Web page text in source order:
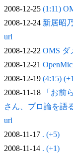
2008-12-25 (1:11)
2008-12-24 新居昭
url
2008-12-22 OMS ダ
2008-12-21
2008-12-19 (4:15)
2008-11-18
「お前
さん、プロ論を語
url
2008-11-17 . (+5)
2008-11-14 . (+1)